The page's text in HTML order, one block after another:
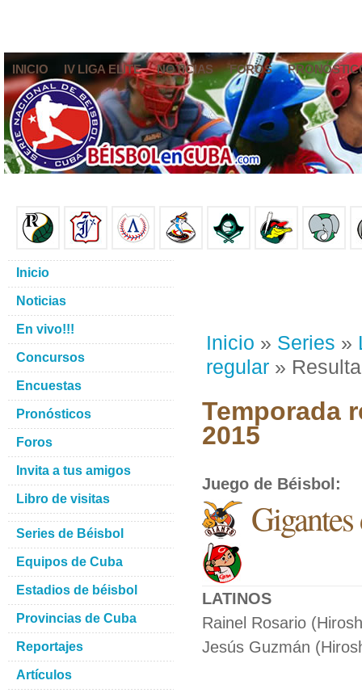
INICIO IV LIGA ELITE NOTICIAS FOROS
Inicio » Series »
regular »
Temporada
2015
Juego de Béisbol :
LATINOS
Rainel Rosario
Jesús Guzmán
Inicio
Noticias
En vivo!!!
Concursos
Encuestas
Pronósticos
Foros
Invita a tus amigos
Libro de visitas
Series de Béisbol
Equipos de Cuba
Estadios de béisbol
Provincias de Cuba
Reportajes
Artículos